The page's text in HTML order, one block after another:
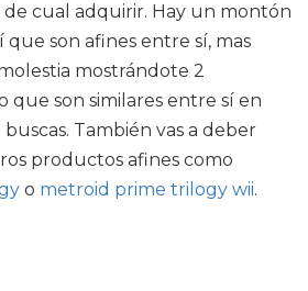
cual adquirir. Hay un montón
son afines entre sí, mas
mostrándote 2
que son similares entre sí en
También vas a deber
productos afines como
o metroid prime trilogy wii.